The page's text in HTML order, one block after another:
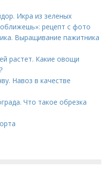
Икра из зеленых
рецепт с фото
Выращивание пажитника
растет. Какие овощи
Навоз в качестве
Что такое обрезка